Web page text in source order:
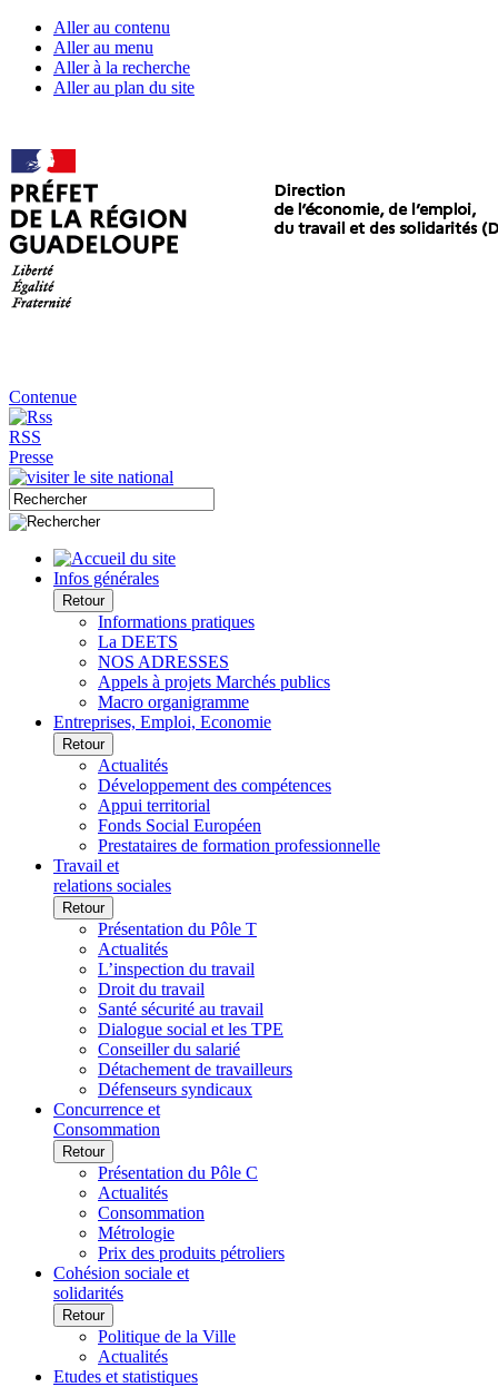
Aller au contenu
Aller au menu
Aller à la recherche
Aller au plan du site
Contenue
RSS
Presse
Infos générales
Retour
Informations pratiques
La DEETS
NOS ADRESSES
Appels à projets Marchés publics
Macro organigramme
Entreprises, Emploi, Economie
Retour
Actualités
Développement des compétences
Appui territorial
Fonds Social Européen
Prestataires de formation professionnelle
Travail et
relations sociales
Retour
Présentation du Pôle T
Actualités
L’inspection du travail
Droit du travail
Santé sécurité au travail
Dialogue social et les TPE
Conseiller du salarié
Détachement de travailleurs
Défenseurs syndicaux
Concurrence et
Consommation
Retour
Présentation du Pôle C
Actualités
Consommation
Métrologie
Prix des produits pétroliers
Cohésion sociale et
solidarités
Retour
Politique de la Ville
Actualités
Etudes et statistiques